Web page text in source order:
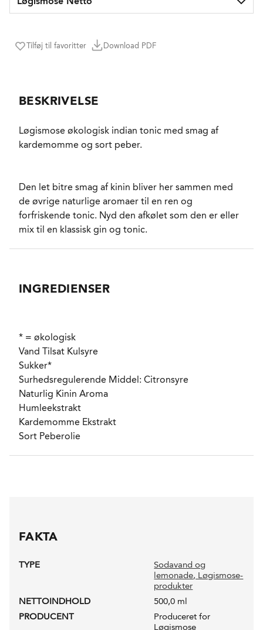
Tilføj til favoritter Download PDF
FAKTA
TYPE
Sodavand og
lemonade, Løgismose-
produkter
NETTOINDHOLD
500,0 ml
PRODUCENT
Produceret for
Løgismose
BESKRIVELSE
Løgismose økologisk indian tonic med smag af
kardemomme og sort peber.
Den let bitre smag af kinin bliver her sammen med
de øvrige naturlige aromaer til en ren og
forfriskende tonic. Nyd den afkølet som den er eller
mix til en klassisk gin og tonic.
INGREDIENSER
Vand Tilsat Kulsyre
Sukker*
Surhedsregulerende Middel: Citronsyre
Naturlig Kinin Aroma
Humleekstrakt
Kardemomme Ekstrakt
Sort Peberolie
* = økologisk